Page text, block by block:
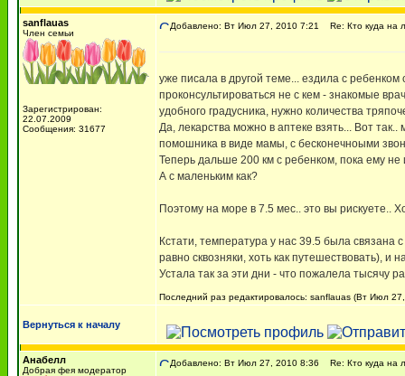
sanflauas
Член семьи
Зарегистрирован:
22.07.2009
Сообщения: 31677
Добавлено: Вт Июл 27, 2010 7:21 Re: Кто куда на
уже писала в другой теме... ездила с
проконсультироваться не с кем - знакомые
удобного градусника, нужно количества
Да, лекарства можно в аптеке взять... Вот
помошника в виде мамы, с бесконечноыми
Теперь дальше 200 км с ребенком, пока ему не
А с маленьким как?
Поэтому на море в 7.5 мес.. это вы рискуете..
Кстати, температура у нас 39.5 была связана
равно сквозняки, хоть как путешествовать),
Устала так за эти дни - что пожалела тысячу
Последний раз редактировалось: sanflauas (Вт Июл
Вернуться к началу
Анабелл
Добрая фея модератор
Добавлено: Вт Июл 27, 2010 8:36 Re: Кто куда на